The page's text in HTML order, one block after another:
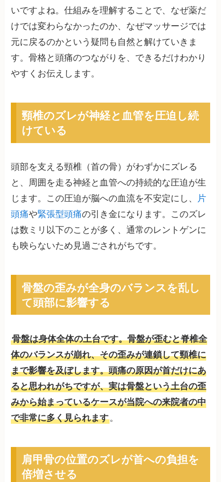
いですよね。仕組みを理解することで、なぜ薬だ
けでは変わらなかったのか、なぜマッサージでは
元に戻るのかという疑問も自然と解けていきま
す。骨格と頭痛のつながりを、できるだけわかり
やすくお伝えします。
頸椎のズレが神経と血管を圧迫し続
けている
頭部を支える頸椎（首の骨）がわずかにズレる
と、周囲を走る神経と血管への持続的な圧迫が生
じます。この圧迫が脳への血流を不安定にし、
片
頭痛や緊張型頭痛の引き金になります。このズレ
は数ミリ以下のことが多く、通常のレントゲンに
も映らないため見過ごされがちです。
骨盤の歪みが全身のバランスを乱し
て頭部に影響する
骨盤は身体全体の土台です。骨盤が歪むと脊椎全
体のバランスが崩れ、その歪みが連鎖して頸椎に
まで影響を及ぼします。頭痛の原因が首だけにあ
ると思われがちですが、実は骨盤という土台の歪
みから始まっているケースが当院への来院者の中
で非常に多く見られます。
肩甲骨の位置のズレが首への負担を
倍増させる